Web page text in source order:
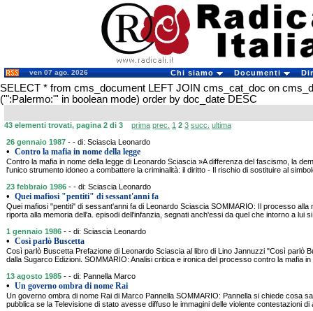
ven 07 ago. 2026 Chi siamo Documenti
SELECT * from cms_document LEFT JOIN cms_cat_doc on
('":Palermo:"' in boolean mode) order by doc_date DESC
43 elementi trovati, pagina 2 di 3 prima prec. 1 2 3 succ. ultima
26 gennaio 1987 - - di: Sciascia Leonardo
• Contro la mafia in nome della legge
Contro la mafia in nome della legge di Leonardo Sciascia »A differenza del fascismo, la
l'unico strumento idoneo a combattere la criminalità: il diritto - Il rischio di sostituire al
23 febbraio 1986 - - di: Sciascia Leonardo
• Quei mafiosi "pentiti" di sessant'anni fa
Quei mafiosi "pentiti" di sessant'anni fa di Leonardo Sciascia SOMMARIO: Il processo alla
riporta alla memoria dell'a. episodi dell'infanzia, segnati anch'essi da quel che intorno a lui
1 gennaio 1986 - - di: Sciascia Leonardo
• Così parlò Buscetta
Così parlò Buscetta Prefazione di Leonardo Sciascia al libro di Lino Jannuzzi "Così parlò
dalla Sugarco Edizioni. SOMMARIO: Analisi critica e ironica del processo contro la mafia
13 agosto 1985 - - di: Pannella Marco
• Un governo ombra di nome Rai
Un governo ombra di nome Rai di Marco Pannella SOMMARIO: Pannella si chiede cosa
pubblica se la Televisione di stato avesse diffuso le immagini delle violente contestazioni di